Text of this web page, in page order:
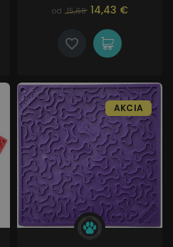
od 15,68 14,43 €
AKCIA